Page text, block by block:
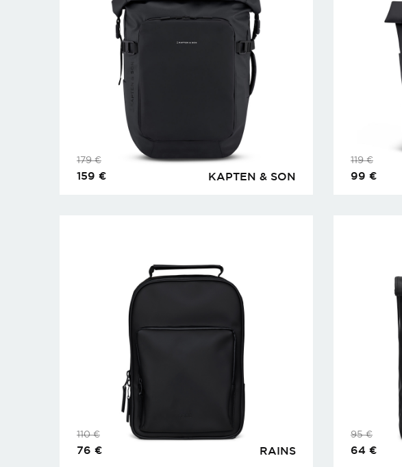
KAPTEN & SON
179€
159 €
119€
99 €
RAINS
110€
76 €
95€
64 €